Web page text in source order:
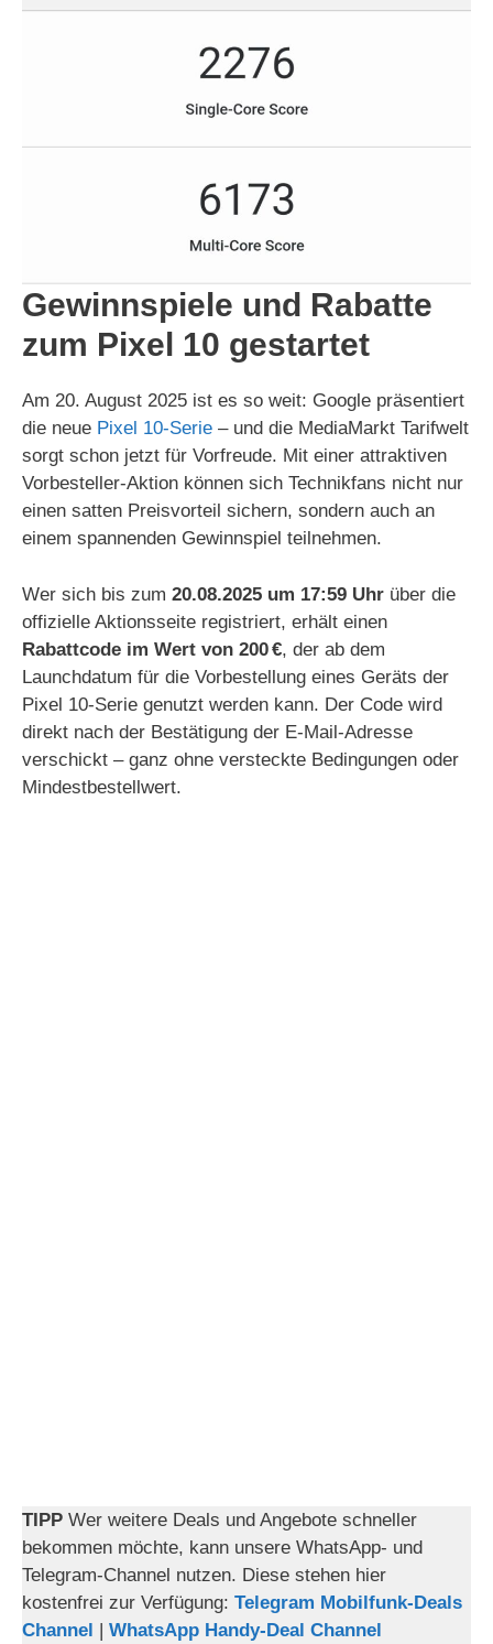
Gewinnspiele und Rabatte
zum Pixel 10 gestartet
Am 20. August 2025 ist es so weit: Google präsentiert
die neue Pixel 10-Serie – und die MediaMarkt Tarifwelt
sorgt schon jetzt für Vorfreude. Mit einer attraktiven
Vorbesteller-Aktion können sich Technikfans nicht nur
einen satten Preisvorteil sichern, sondern auch an
einem spannenden Gewinnspiel teilnehmen.
Wer sich bis zum 20.08.2025 um 17:59 Uhr über die
offizielle Aktionsseite registriert, erhält einen
Rabattcode im Wert von 200 €, der ab dem
Launchdatum für die Vorbestellung eines Geräts der
Pixel 10-Serie genutzt werden kann. Der Code wird
direkt nach der Bestätigung der E-Mail-Adresse
verschickt – ganz ohne versteckte Bedingungen oder
Mindestbestellwert.
TIPP Wer weitere Deals und Angebote schneller
bekommen möchte, kann unsere WhatsApp- und
Telegram-Channel nutzen. Diese stehen hier
kostenfrei zur Verfügung: Telegram Mobilfunk-Deals
Channel
WhatsApp Handy-Deal Channel